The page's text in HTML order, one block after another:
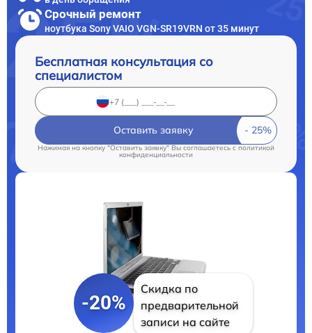
Срочный ремонт
ноутбука Sony VAIO VGN-SR19VRN от 35 минут
Бесплатная консультация со
специалистом
Оставить заявку
Нажимая на кнопку "Оставить заявку" Вы соглашаетесь c политикой
конфиденциальности
-20%
Скидка по
предварительной
записи на сайте